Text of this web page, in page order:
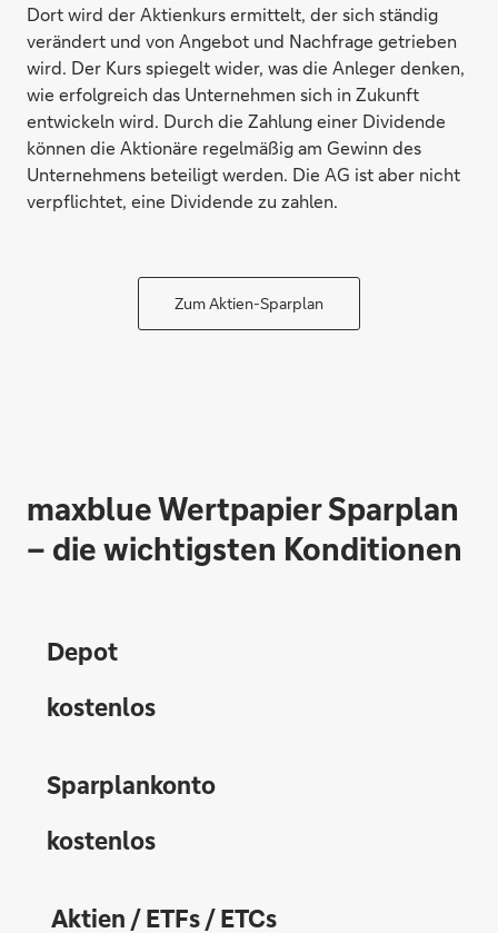
Dort wird der Aktienkurs ermittelt, der sich ständig
verändert und von Angebot und Nachfrage getrieben
wird. Der Kurs spiegelt wider, was die Anleger denken,
wie erfolgreich das Unternehmen sich in Zukunft
entwickeln wird. Durch die Zahlung einer Dividende
können die Aktionäre regelmäßig am Gewinn des
Unternehmens beteiligt werden. Die AG ist aber nicht
verpflichtet, eine Dividende zu zahlen.
Zum Aktien-Sparplan
maxblue Wertpapier Sparplan
– die wichtigsten Konditionen
Depot
kostenlos
Sparplankonto
kostenlos
Aktien / ETFs / ETCs